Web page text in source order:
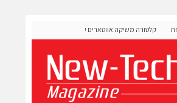
קלטורה משיקה אווטארים עם אינטליגנציה רגשית לתרגול